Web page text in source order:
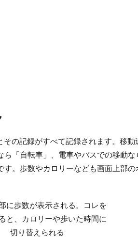
の記録がすべて記録されます。移動
「自転車」、電車やバスでの移動な
。歩数やカロリーなども画面上部の